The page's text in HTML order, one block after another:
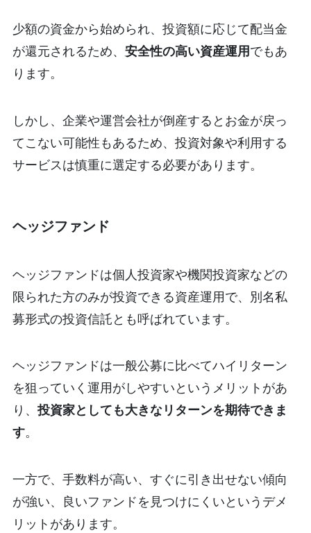
少額の資金から始められ、投資額に応じて配当金
が還元されるため、 安全性の高い資産運用でもあ
ります。
しかし、企業や運営会社が倒産するとお金が戻っ
てこない可能性もあるため、投資対象や利用する
サービスは慎重に選定する必要があります。
ヘッジファンド
ヘッジファンドは個人投資家や機関投資家などの
限られた方のみが投資できる資産運用で、別名私
募形式の投資信託とも呼ばれています。
ヘッジファンドは一般公募に比べてハイリターン
を狙っていく運用がしやすいというメリットがあ
り、 投資家としても大きなリターンを期待できま
す。
一方で、手数料が高い、すぐに引き出せない傾向
が強い、良いファンドを見つけにくいというデメ
リットがあります。